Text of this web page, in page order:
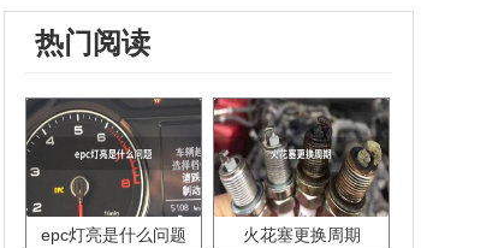
热门阅读
epc灯亮是什么问题 火花塞更换周期